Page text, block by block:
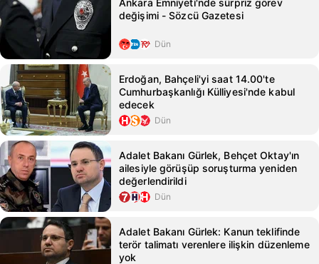
Ankara Emniyeti'nde sürpriz görev
değişimi - Sözcü Gazetesi
Dün
Erdoğan, Bahçeli'yi saat 14.00'te
Cumhurbaşkanlığı Külliyesi'nde kabul
edecek
Dün
Adalet Bakanı Gürlek, Behçet Oktay'ın
ailesiyle görüşüp soruşturma yeniden
değerlendirildi
Dün
Adalet Bakanı Gürlek: Kanun teklifinde
terör talimatı verenlere ilişkin düzenleme
yok